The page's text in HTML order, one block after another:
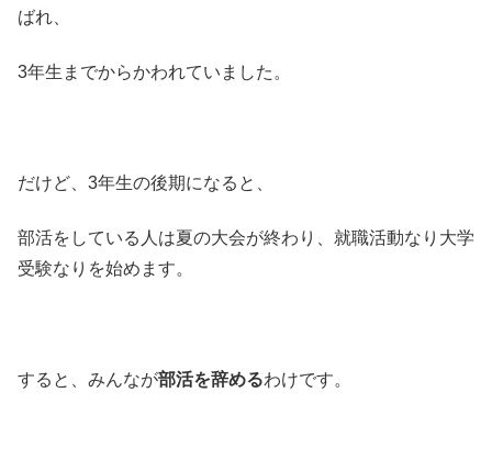
ばれ、
3年生までからかわれていました。
だけど、3年生の後期になると、
部活をしている人は夏の大会が終わり、就職活動なり大学
受験なりを始めます。
すると、みんなが部活を辞めるわけです。